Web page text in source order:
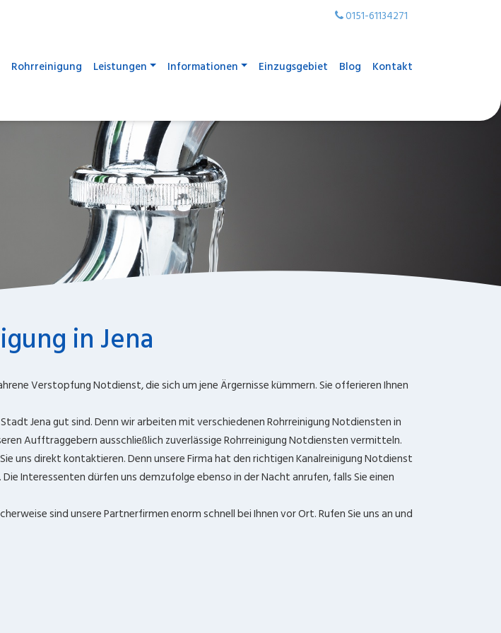
0151-61134271
Rohrreinigung Leistungen Informationen Einzugsgebiet Blog Kontakt
in Jena
Verstopfung Notdienst, die sich um jene Ärgernisse kümmern. Sie offerieren Ihnen
Jena gut sind. Denn wir arbeiten mit verschiedenen Rohrreinigung Notdiensten in
Aufftraggebern ausschließlich zuverlässige Rohrreinigung Notdiensten vermitteln.
uns direkt kontaktieren. Denn unsere Firma hat den richtigen Kanalreinigung Notdienst
Interessenten dürfen uns demzufolge ebenso in der Nacht anrufen, falls Sie einen
sind unsere Partnerfirmen enorm schnell bei Ihnen vor Ort. Rufen Sie uns an und